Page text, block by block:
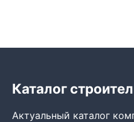
Каталог
Актуальный каталог